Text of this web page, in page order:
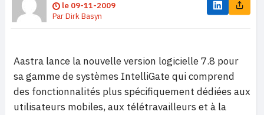
le 09-11-2009
ParDirk Basyn
Aastra lance la nouvelle version logicielle 7.8 pour
sa gamme de systèmes IntelliGate qui comprend
des fonctionnalités plus spécifiquement dédiées aux
utilisateurs mobiles, aux télétravailleurs et à la